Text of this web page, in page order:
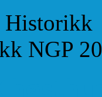
Historikk
NGP